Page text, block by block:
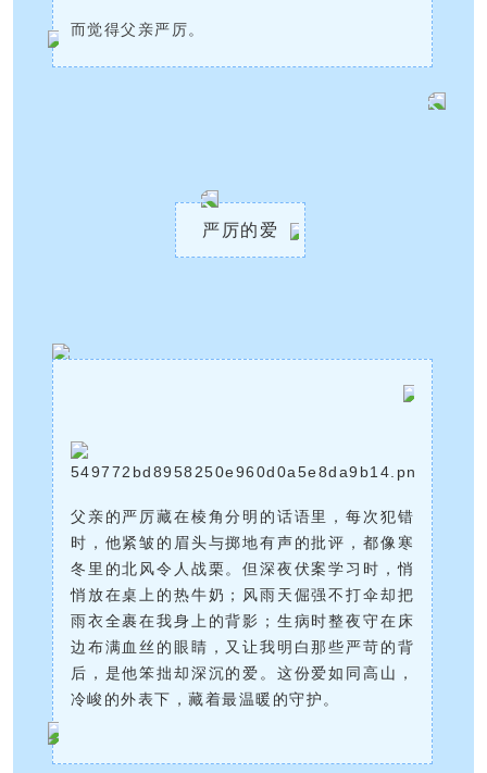
而觉得父亲严厉。
严厉的爱
父亲的严厉藏在棱角分明的话语里，每次犯错
时，他紧皱的眉头与掷地有声的批评，都像寒
冬里的北风令人战栗。但深夜伏案学习时，悄
悄放在桌上的热牛奶；风雨天倔强不打伞却把
雨衣全裹在我身上的背影；生病时整夜守在床
边布满血丝的眼睛，又让我明白那些严苛的背
后，是他笨拙却深沉的爱。这份爱如同高山，
冷峻的外表下，藏着最温暖的守护。